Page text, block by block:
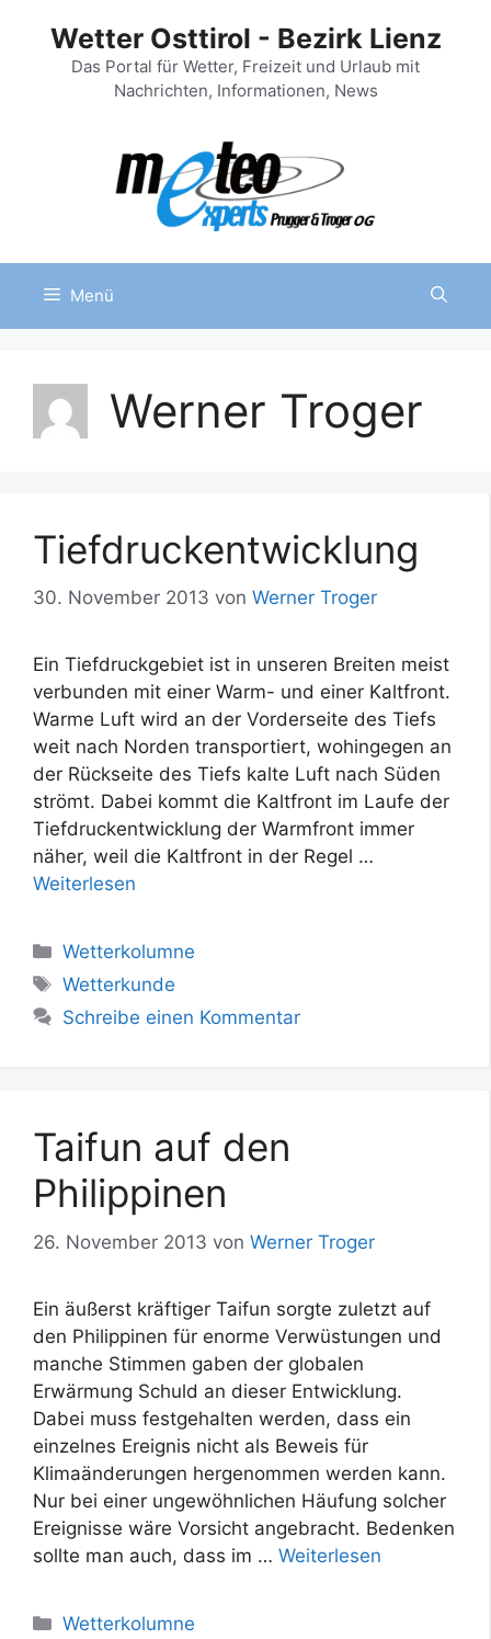
springen
Wetter Osttirol - Bezirk Lienz
Das Portal für Wetter, Freizeit und Urlaub mit
Nachrichten, Informationen, News
Menü
Werner Troger
Tiefdruckentwicklung
30. November 2013 von Werner Troger
Ein Tiefdruckgebiet ist in unseren Breiten meist
verbunden mit einer Warm- und einer Kaltfront.
Warme Luft wird an der Vorderseite des Tiefs
weit nach Norden transportiert, wohingegen an
der Rückseite des Tiefs kalte Luft nach Süden
strömt. Dabei kommt die Kaltfront im Laufe der
Tiefdruckentwicklung der Warmfront immer
näher, weil die Kaltfront in der Regel …
Weiterlesen
Kategorien
Wetterkolumne
Schlagwörter
Wetterkunde
Schreibe einen Kommentar
Taifun auf den
Philippinen
26. November 2013 von Werner Troger
Ein äußerst kräftiger Taifun sorgte zuletzt auf
den Philippinen für enorme Verwüstungen und
manche Stimmen gaben der globalen
Erwärmung Schuld an dieser Entwicklung.
Dabei muss festgehalten werden, dass ein
einzelnes Ereignis nicht als Beweis für
Klimaänderungen hergenommen werden kann.
Nur bei einer ungewöhnlichen Häufung solcher
Ereignisse wäre Vorsicht angebracht. Bedenken
sollte man auch, dass im … Weiterlesen
Kategorien
Wetterkolumne